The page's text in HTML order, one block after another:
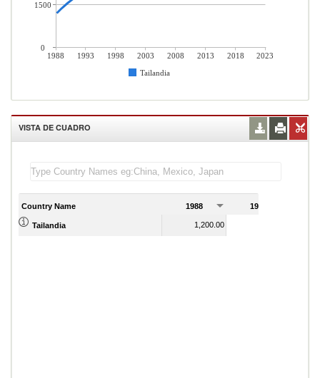
1988 1993 1998 2003 2008 2013 2018
2023
Tailandia
1500
0
VISTA DE CUADRO
Country Name 1988 1989
Tailandia 1,200.00